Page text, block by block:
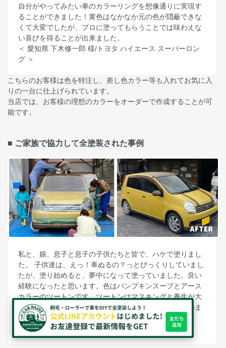
自分がやってみたい車のカラーリングを想像通りに実現す
ることができました！黄色はなかなか元の色が隠蔽できな
くて大変でしたが、プロに塗ってもらうことでは味わえな
い喜びを得ることが出来ました。
＜ 愛知県 下木修一郎 様/トヨタ ハイエース スーパーロン
グ ＞
こちらのお客様は色を特注し、差し色カラー等も入れてお気に入
りの一台に仕上げられています。
当店では、お客様の理想のカラーをオーダーで作成することが可
能です。
■ ご家族で協力して全塗装された事例
私と、娘、息子と息子の子供たちと皆で、ハケで塗りまし
た。 子供達は、えっ！車ぬるの？っとびっくりしていまし
たが、塗り始めると、夢中になって塗っていました。良い
経験になったと思います。色はパンプキンスープとアース
カラーのツートンです。ツートンはマスキングと養生が大
変だったけど、子供達はチョコバナナみたいと喜んでいま
す。
＜ 神奈川県 ウリボウ2 様/ダイハツ ミラ ＞